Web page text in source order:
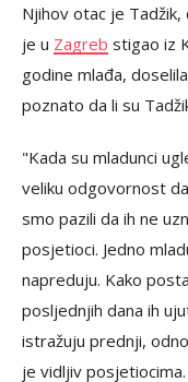
Njihov otac je
je u Zagreb stigao iz
godine mlađa,
poznato da li su
"Kada su mladunci
veliku odgovornost
smo pazili da ih ne
posjetioci. Jedno
napreduju. Kako
posljednjih dana ih
istražuju prednji,
je vidljiv